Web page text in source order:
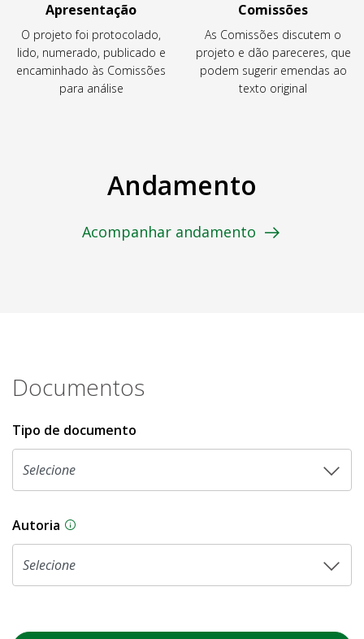
Apresentação
O projeto foi protocolado,
lido, numerado, publicado e
encaminhado às Comissões
para análise
Comissões
As Comissões discutem o
projeto e dão pareceres, que
podem sugerir emendas ao
texto original
Andamento
Acompanhar andamento
Documentos
Tipo de documento
Autoria As proposições legislativas na CLDF podem